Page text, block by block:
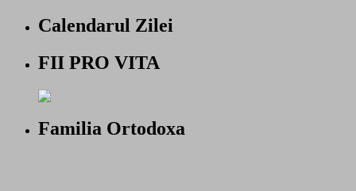
Calendarul Zilei
FII PRO VITA
Familia Ortodoxa